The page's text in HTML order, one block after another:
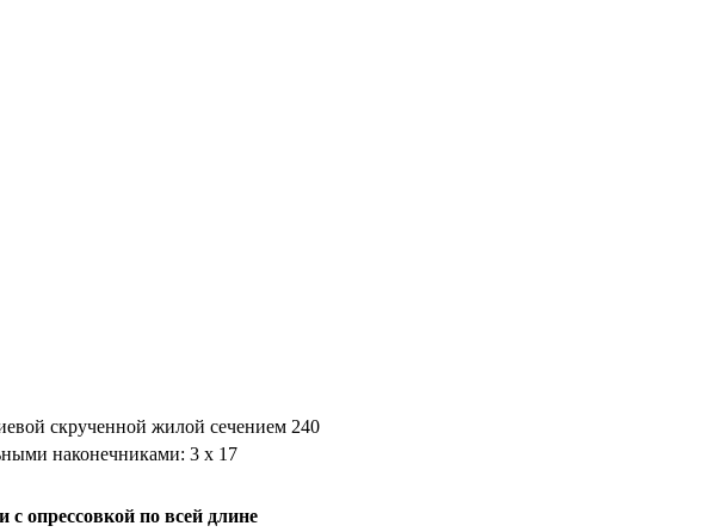
скрученной жилой сечением 240
наконеч­никами: 3 x 17
опрессовкой по всей длине